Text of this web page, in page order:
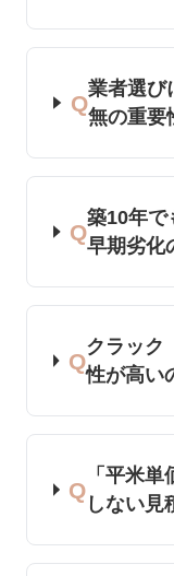
Q
業者選び
無の重要
Q
築10年で
早期劣化
Q
クラック
性が高い
Q
「平米
しない見